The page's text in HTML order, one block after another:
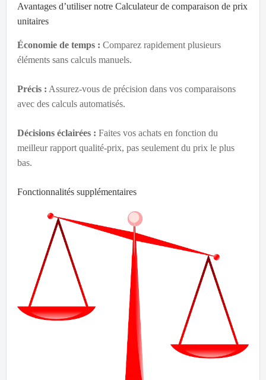
Avantages d’utiliser notre Calculateur de comparaison de prix
unitaires
Économie de temps : Comparez rapidement plusieurs
éléments sans calculs manuels.
Précis : Assurez-vous de précision dans vos comparaisons
avec des calculs automatisés.
Décisions éclairées : Faites vos achats en fonction du
meilleur rapport qualité-prix, pas seulement du prix le plus
bas.
Fonctionnalités supplémentaires